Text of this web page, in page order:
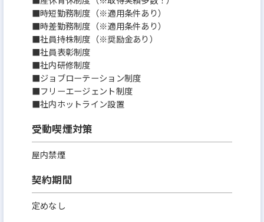
■時短勤務制度（※適用条件あり）
■時差勤務制度（※適用条件あり）
■社員持株制度（※奨励金あり）
■社員表彰制度
■社内研修制度
■ジョブローテーション制度
■フリーエージェント制度
■社内ホットライン設置
受動喫煙対策
屋内禁煙
契約期間
定めなし